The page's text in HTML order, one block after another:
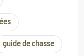
guide de chasse